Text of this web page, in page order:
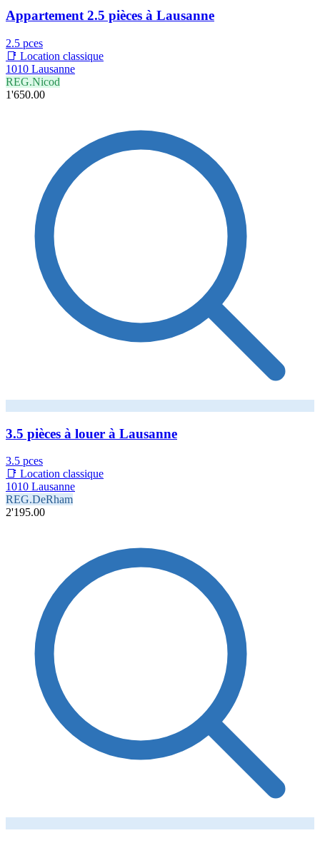
Appartement 2.5 pièces à Lausanne
2.5 pces
📑 Location classique
1010 Lausanne
REG.Nicod
1'650.00
3.5 pièces à louer à Lausanne
3.5 pces
📑 Location classique
1010 Lausanne
REG.DeRham
2'195.00